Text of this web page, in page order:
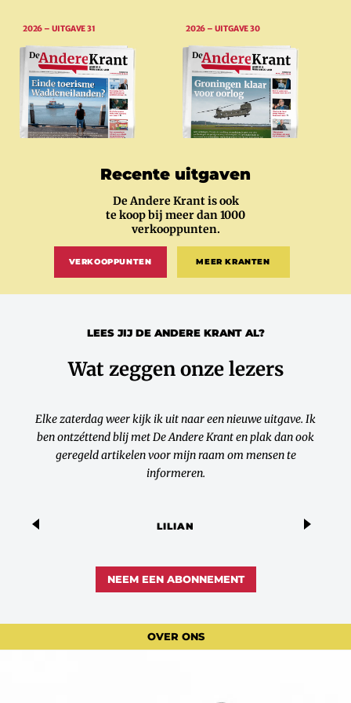
2026 – UITGAVE 31 2026 – UITGAVE 30
Recente uitgaven
De Andere Krant is ook
te koop bij meer dan 1000
verkooppunten.
VERKOOPPUNTEN MEER KRANTEN
LEES JIJ DE ANDERE KRANT AL?
Wat zeggen onze lezers
Elke zaterdag weer kijk ik uit naar een nieuwe uitgave. Ik
ben ontzéttend blij met De Andere Krant en plak dan ook
geregeld artikelen voor mijn raam om mensen te
informeren.
LILIAN
NEEM EEN ABONNEMENT
OVER ONS